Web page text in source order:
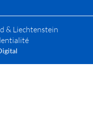
& Liechtenstein